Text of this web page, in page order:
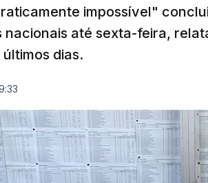
impossível"
nacionais até sexta-feira,
dias.